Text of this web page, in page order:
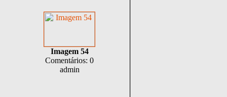
Imagem 54
Comentários: 0
admin